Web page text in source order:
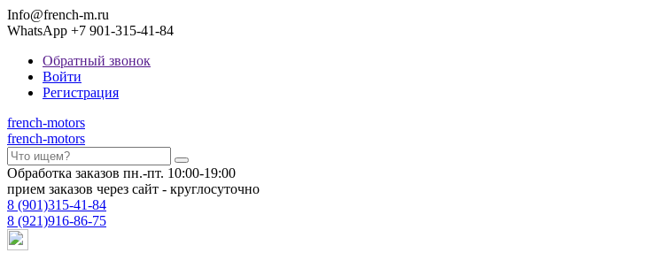
Info@french-m.ru
WhatsApp +7 901-315-41-84
Обратный звонок
Войти
Регистрация
french-motors
french-motors
Обработка заказов пн.-пт. 10:00-19:00
прием заказов через сайт - круглосуточно
8 (901)315-41-84
8 (921)916-86-75